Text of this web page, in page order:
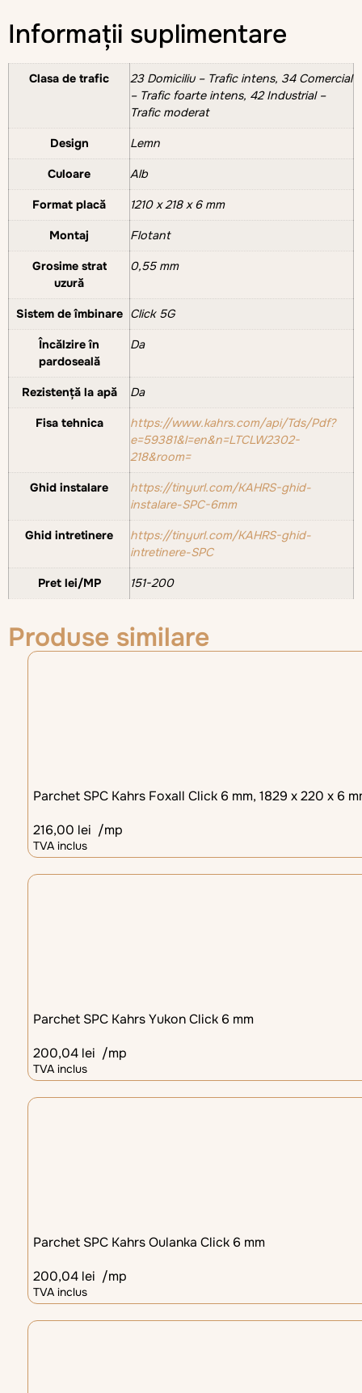
Informații suplimentare
Clasa de trafic
23 Domiciliu – Trafic intens, 34 Comercial
– Trafic foarte intens, 42 Industrial –
Trafic moderat
Design Lemn
Culoare Alb
Format placă 1210 x 218 x 6 mm
Montaj Flotant
Grosime strat
uzură
0,55 mm
Sistem de îmbinare Click 5G
Încălzire în
pardoseală
Da
Rezistență la apă Da
Fisa tehnica
https://www.kahrs.com/api/Tds/Pdf?
e=59381&l=en&n=LTCLW2302-
218&room=
Ghid instalare
https://tinyurl.com/KAHRS-ghid-
instalare-SPC-6mm
Ghid intretinere
https://tinyurl.com/KAHRS-ghid-
intretinere-SPC
Pret lei/MP 151-200
Produse similare
Parchet SPC Kahrs Foxall Click 6 mm, 1829 x 220 x 6
216,00 lei /mp
TVA inclus
Parchet SPC Kahrs Yukon Click 6 mm
200,04 lei /mp
TVA inclus
Parchet SPC Kahrs Oulanka Click 6 mm
200,04 lei /mp
TVA inclus